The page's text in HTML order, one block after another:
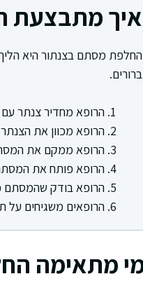
איך מתבצעת
החלפת מסתם בצנתור היא
ברורים.
הרופא מחדיר צנתר
הרופא מכוון את
הרופא ממקם את
הרופא פותח את
הרופא בודק שהמסתם
הרופאים משגיחים על
מתאימה